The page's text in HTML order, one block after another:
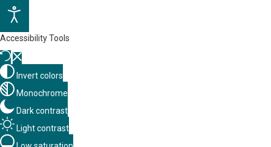
Accessibility Tools
Invert colors
Monochrome
Dark contrast
Light contrast